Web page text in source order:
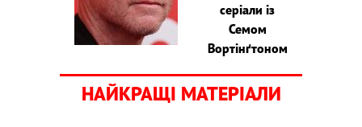
серіали із
Семом
Вортінґтоном
НАЙКРАЩІ МАТЕРІАЛИ